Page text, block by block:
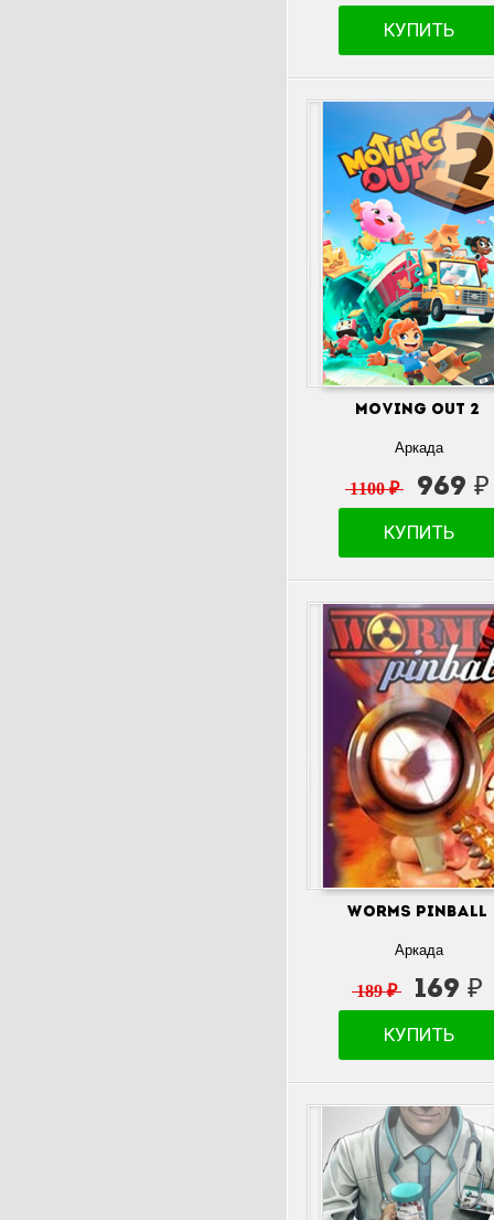
КУПИТЬ
Moving Out 2
Аркада
1100 ₽ 969 ₽
КУПИТЬ
Worms Pinball
Аркада
189 ₽ 169 ₽
КУПИТЬ